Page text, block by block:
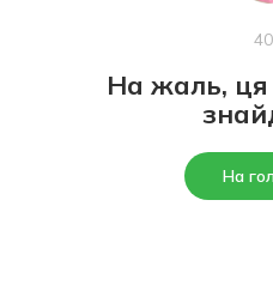
На жаль, ця
На